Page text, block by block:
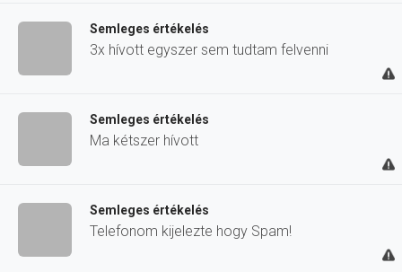
Semleges értékelés
3x hívott egyszer sem tudtam felvenni
Semleges értékelés
Ma kétszer hívott
Semleges értékelés
Telefonom kijelezte hogy Spam!